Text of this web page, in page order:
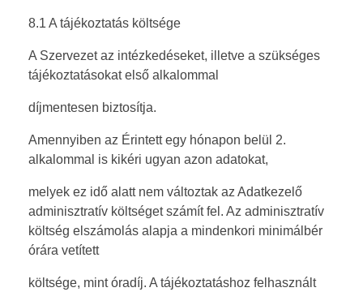
8.1 A tájékoztatás költsége
A Szervezet az intézkedéseket, illetve a szükséges
tájékoztatásokat első alkalommal
díjmentesen biztosítja.
Amennyiben az Érintett egy hónapon belül 2.
alkalommal is kikéri ugyan azon adatokat,
melyek ez idő alatt nem változtak az Adatkezelő
adminisztratív költséget számít fel. Az adminisztratív
költség elszámolás alapja a mindenkori minimálbér
órára vetített
költsége, mint óradíj. A tájékoztatáshoz felhasznált